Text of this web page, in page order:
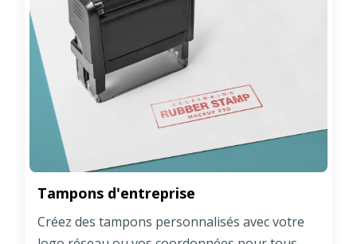
Tampons d'entreprise
Créez des tampons personnalisés avec votre